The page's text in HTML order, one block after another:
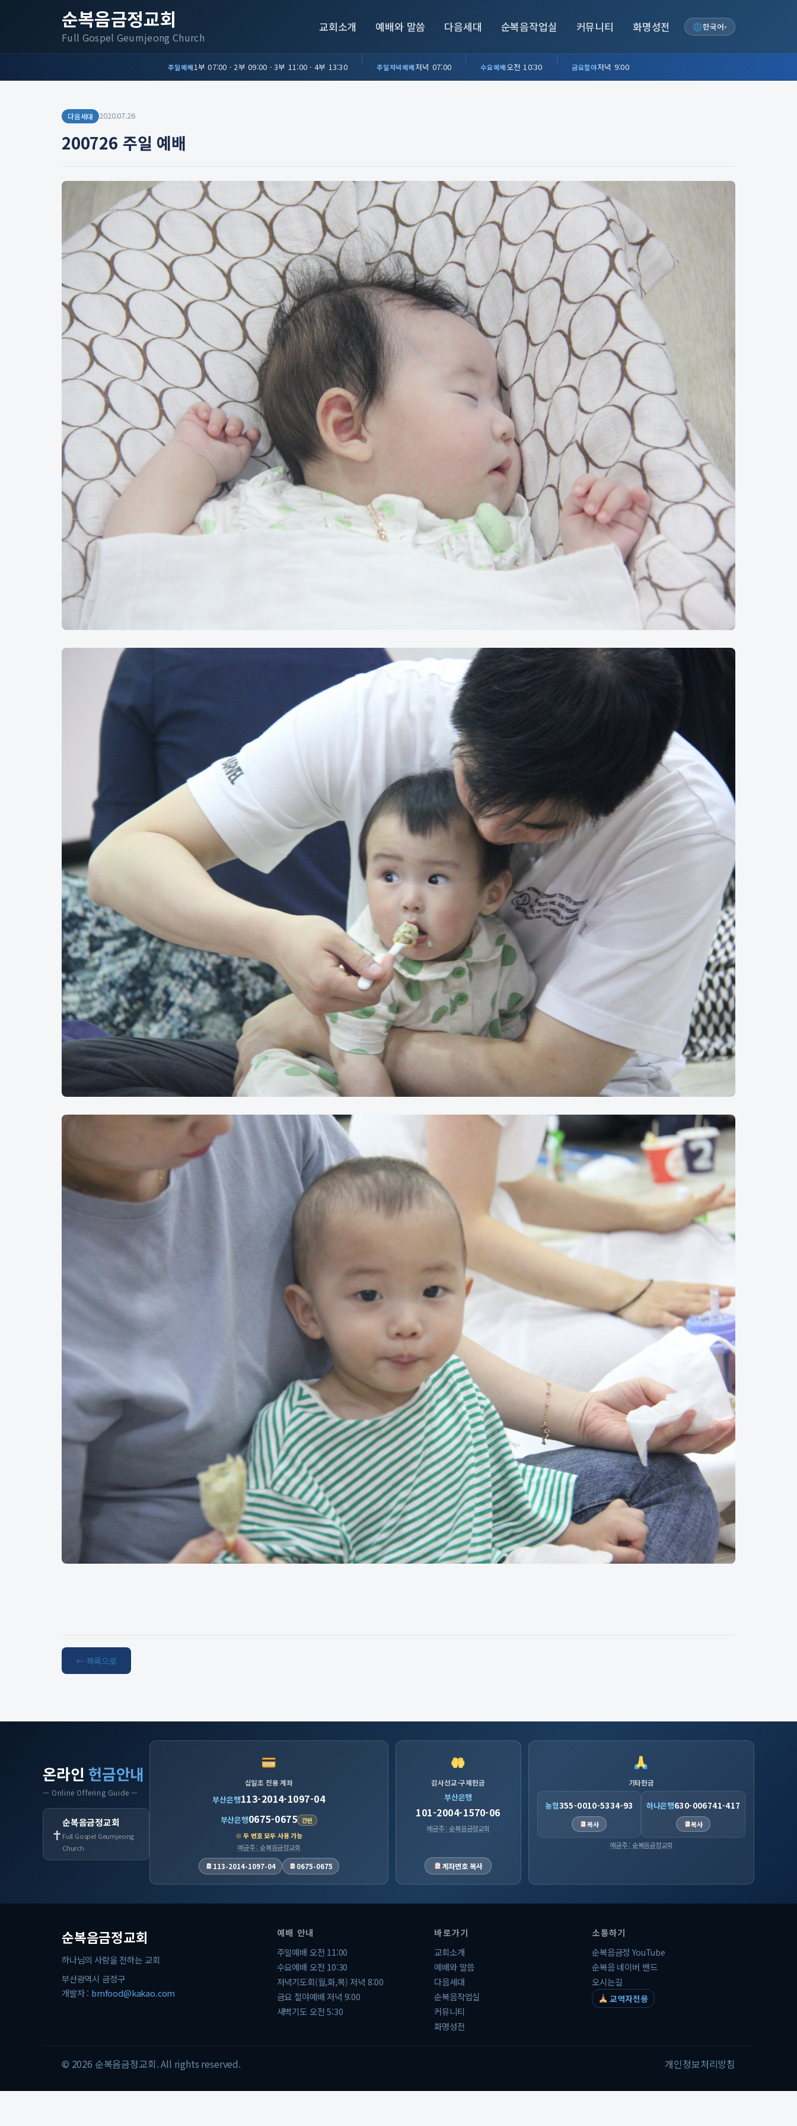
순복음금정교회
Full Gospel Geumjeong Church
교회소개 예배와 말씀 다음세대 순복음작업실 커뮤니티 화명성전 한국어▾
주일예배1부 07:00 · 2부 09:00 · 3부 11:00 · 4부 13:30 주일저녁예배저녁 07:00 수요예배오전 10:30 금요철야저녁 9:00
다음세대 2020.07.26
200726 주일 예배
← 목록으로
온라인 헌금안내
— Online Offering Guide —
✝
순복음금정교회
Full Gospel Geumjeong
Church
십일조 전용 계좌
부산은행113-2014-1097-04
부산은행0675-0675 간편
※ 두 번호 모두 사용 가능
예금주 : 순복음금정교회
113-2014-1097-04
0675-0675
감사선교·구제헌금
부산은행
101-2004-1570-06
예금주 : 순복음금정교회
계좌번호 복사
기타헌금
농협355-0010-5334-93
복사
하나은행630-006741-417
복사
예금주 : 순복음금정교회
순복음금정교회
하나님의 사랑을 전하는 교회
부산광역시 금정구
개발자 : bmfood@kakao.com
예배 안내
주일예배 오전 11:00
수요예배 오전 10:30
저녁기도회(월,화,목) 저녁 8:00
금요 철야예배 저녁 9:00
새벽기도 오전 5:30
바로가기
교회소개
예배와 말씀
다음세대
순복음작업실
커뮤니티
화명성전
소통하기
순복음금정 YouTube
순복음 네이버 밴드
오시는길
교역자전용
© 2026 순복음금정교회. All rights reserved. 개인정보처리방침